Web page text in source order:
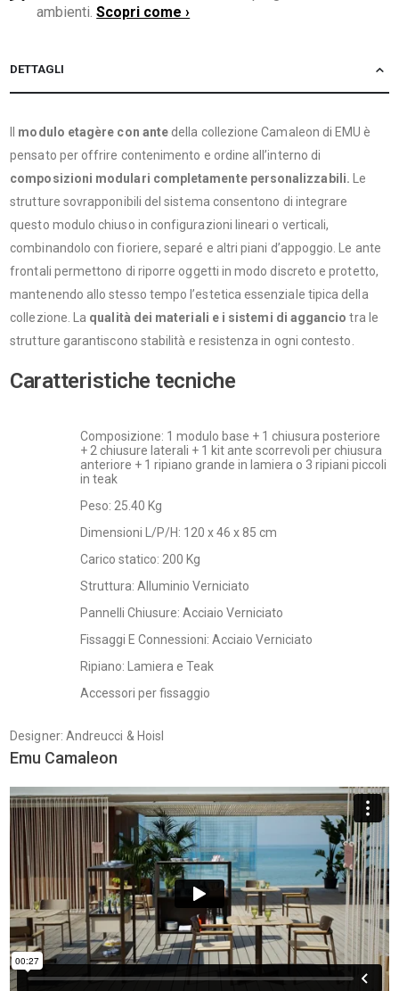
ambienti.Scopri come ›
DETTAGLI
modulo etagère con ante della collezione Camaleon di EMU è
pensato per offrire contenimento e ordine all’interno di
composizioni modulari completamente personalizzabili. Le
strutture sovrapponibili del sistema consentono di integrare
questo modulo chiuso in configurazioni lineari o verticali,
combinandolo con fioriere, separé e altri piani d’appoggio. Le ante
frontali permettono di riporre oggetti in modo discreto e protetto,
mantenendo allo stesso tempo l’estetica essenziale tipica della
collezione. La qualità dei materiali e i sistemi di aggancio tra le
strutture garantiscono stabilità e resistenza in ogni contesto.
Caratteristiche tecniche
Composizione: 1 modulo base + 1 chiusura posteriore
+ 2 chiusure laterali + 1 kit ante scorrevoli per chiusura
anteriore + 1 ripiano grande in lamiera o 3 ripiani piccoli
in teak
Peso: 25.40 Kg
Dimensioni L/P/H: 120 x 46 x 85 cm
Carico statico: 200 Kg
Struttura: Alluminio Verniciato
Pannelli Chiusure: Acciaio Verniciato
Fissaggi E Connessioni: Acciaio Verniciato
Ripiano: Lamiera e Teak
Accessori per fissaggio
Designer: Andreucci & Hoisl
Emu Camaleon